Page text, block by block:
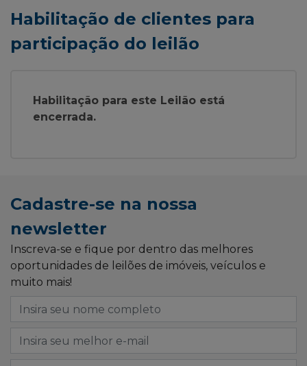
Habilitação de clientes para
participação do leilão
Habilitação para este Leilão está
encerrada.
Cadastre-se na nossa
newsletter
Inscreva-se e fique por dentro das melhores
oportunidades de leilões de imóveis, veículos e
muito mais!